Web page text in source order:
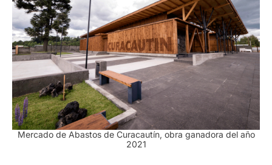
Mercado de Abastos de Curacautín, obra ganadora del año
2021